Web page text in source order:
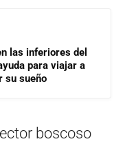
las inferiores del
para viajar a
su sueño
boscoso